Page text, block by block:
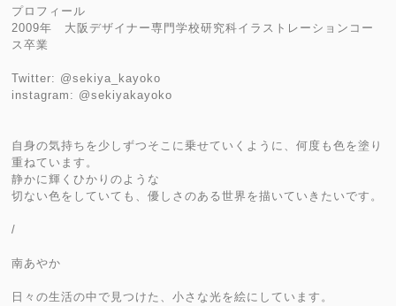
プロフィール
2009年 大阪デザイナー専門学校研究科イラストレーションコー
ス卒業
Twitter: @sekiya_kayoko
instagram: @sekiyakayoko
自身の気持ちを少しずつそこに乗せていくように、何度も色を塗り
重ねています。
静かに輝くひかりのような
切ない色をしていても、優しさのある世界を描いていきたいです。
/
南あやか
日々の生活の中で見つけた、小さな光を絵にしています。